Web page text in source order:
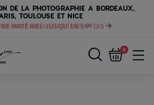
DE LA PHOTOGRAPHIE A BORDEAUX,
TOULOUSE ET NICE
MATÉRIEL JUSQU'EN 84 FOIS
0